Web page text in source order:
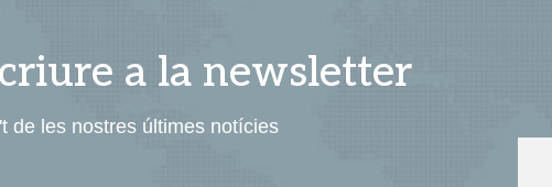
a la newsletter
de les nostres últimes notícies